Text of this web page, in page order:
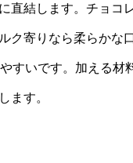
直結します。チョコ
ク寄りなら柔らかな
すいです。加える材
ます。